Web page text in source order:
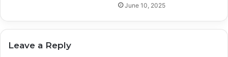
June 10, 2025
Leave a Reply